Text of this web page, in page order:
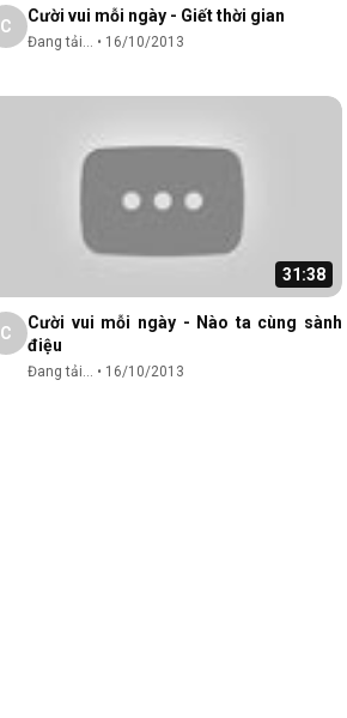
C
Cười vui mỗi ngày - Giết thời gian
Đang tải... • 16/10/2013
31:38
C
Cười vui mỗi ngày - Nào ta cùng sành
điệu
Đang tải... • 16/10/2013